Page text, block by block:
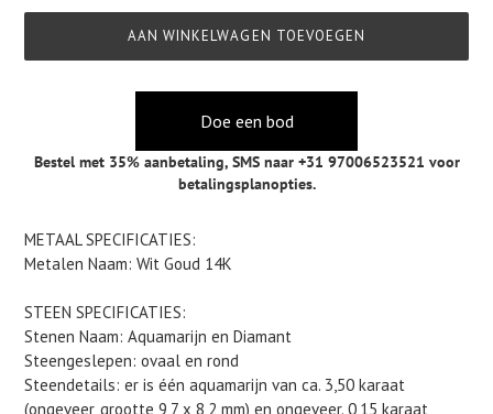
AAN WINKELWAGEN TOEVOEGEN
Doe een bod
Bestel met 35% aanbetaling, SMS naar +31 97006523521 voor
betalingsplanopties.
toegevoegen
aan
winkelwagen
METAAL SPECIFICATIES:
Metalen Naam: Wit Goud 14K
STEEN SPECIFICATIES:
Stenen Naam: Aquamarijn en Diamant
Steengeslepen: ovaal en rond
Steendetails: er is één aquamarijn van ca. 3,50 karaat
(ongeveer, grootte 9,7 x 8,2 mm) en ongeveer. 0,15 karaat